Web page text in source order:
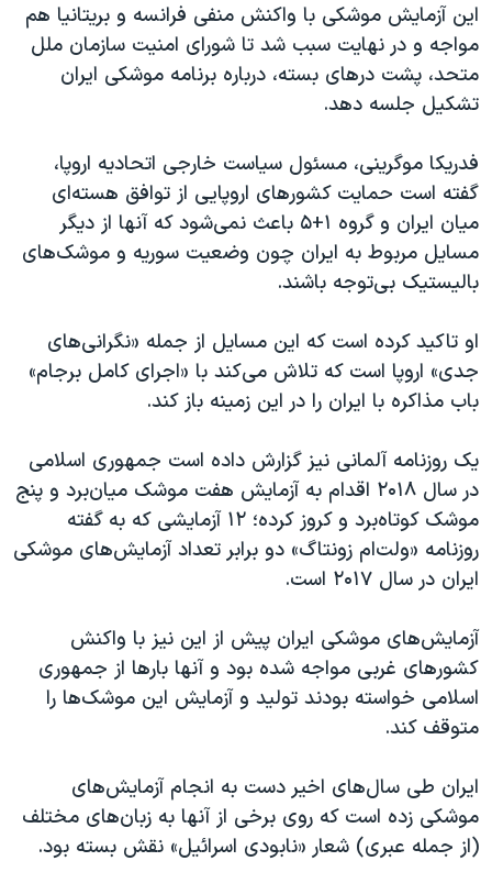
این آزمایش موشکی با واکنش منفی فرانسه و بریتانیا هم
مواجه و در نهایت سبب شد تا شورای امنیت سازمان ملل
متحد، پشت درهای بسته، درباره برنامه موشکی ایران
تشکیل جلسه دهد.
فدریکا موگرینی، مسئول سیاست خارجی اتحادیه اروپا،
گفته است حمایت کشورهای اروپایی از توافق هسته‌ای
میان ایران و گروه‌ ۱+۵ باعث نمی‌شود که آنها از دیگر
مسایل مربوط به ایران چون وضعیت سوریه و موشک‌های
بالیستیک بی‌توجه باشند.
او تاکید کرده است که این مسایل از جمله «نگرانی‌های
جدی» اروپا است که تلاش می‌‌کند با «اجرای کامل برجام»
باب مذاکره با ایران را در این‌ زمینه باز کند.
یک روزنامه آلمانی نیز گزارش داده است جمهوری اسلامی
در سال ۲۰۱۸ اقدام به آزمایش هفت موشک میان‌برد و پنج
موشک کوتاه‌برد و کروز کرده؛ ۱۲ آزمایشی که به‌ گفته
روزنامه «ولت‌ام زونتاگ» دو برابر تعداد آزمایش‌های موشکی
ایران در سال ۲۰۱۷ است.
آزمایش‌های موشکی ایران پیش از این نیز با واکنش
کشورهای غربی مواجه شده بود و آنها بارها از جمهوری
اسلامی خواسته بودند تولید و آزمایش این موشک‌ها را
متوقف کند.
ایران طی سال‌های اخیر دست به انجام آزمایش‌های
موشکی زده است که روی برخی از آنها به زبان‌های مختلف
(از جمله عبری) شعار «نابودی اسرائیل» نقش بسته بود.